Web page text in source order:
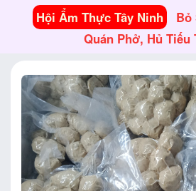
Hội Ẩm Thực Tây Ninh
Bỏ
Quán Phở, Hủ Tiếu